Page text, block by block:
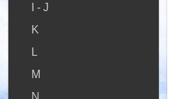
I - J
K
L
M
N